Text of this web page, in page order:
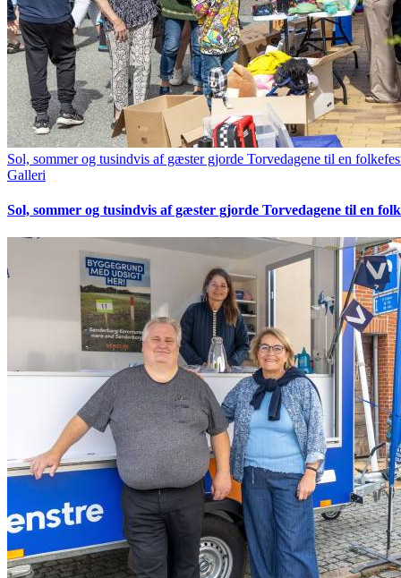
Sol, sommer og tusindvis af gæster gjorde Torvedagene til en
Galleri
Sol, sommer og tusindvis af gæster gjorde Torvedagene til en